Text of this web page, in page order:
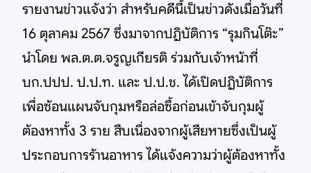
รายงานข่าวแจ้งว่า สำหรับคดีนี้เป็นข่าวดังเมื่อวันที่
16 ตุลาคม 2567 ซึ่งมาจากปฏิบัติการ “รุมกินโต๊ะ”
นำโดย พล.ต.ต.จรูญเกียรติ ร่วมกับเจ้าหน้าที่
บก.ปปป. ป.ป.ท. และ ป.ป.ช. ได้เปิดปฏิบัติการ
เพื่อซ้อนแผนจับกุมหรือล่อซื้อก่อนเข้าจับกุมผู้
ต้องหาทั้ง 3 ราย สืบเนื่องจากผู้เสียหายซึ่งเป็นผู้
ประกอบการร้านอาหาร ได้แจ้งความว่าผู้ต้องหาทั้ง